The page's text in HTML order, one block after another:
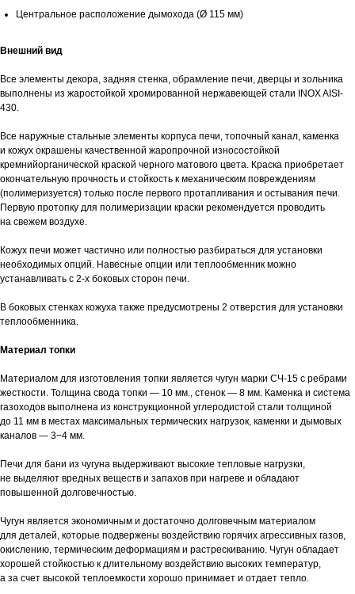
Центральное расположение дымохода (Ø 115 мм)
Внешний вид
Все элементы декора, задняя стенка, обрамление печи, дверцы и зольника
выполнены из жаростойкой хромированной нержавеющей стали INOX AISI-
430.
Все наружные стальные элементы корпуса печи, топочный канал, каменка
и кожух окрашены качественной жаропрочной износостойкой
кремнийорганической краской черного матового цвета. Краска приобретает
окончательную прочность и стойкость к механическим повреждениям
(полимеризуется) только после первого протапливания и остывания печи.
Первую протопку для полимеризации краски рекомендуется проводить
на свежем воздухе.
Кожух печи может частично или полностью разбираться для установки
необходимых опций. Навесные опции или теплообменник можно
устанавливать с 2-х боковых сторон печи.
В боковых стенках кожуха также предусмотрены 2 отверстия для установки
теплообменника.
Материал топки
Материалом для изготовления топки является чугун марки СЧ-15 с ребрами
жесткости. Толщина свода топки — 10 мм., стенок — 8 мм. Каменка и система
газоходов выполнена из конструкционной углеродистой стали толщиной
до 11 мм в местах максимальных термических нагрузок, каменки и дымовых
каналов — 3−4 мм.
Печи для бани из чугуна выдерживают высокие тепловые нагрузки,
не выделяют вредных веществ и запахов при нагреве и обладают
повышенной долговечностью.
Чугун является экономичным и достаточно долговечным материалом
для деталей, которые подвержены воздействию горячих агрессивных газов,
окислению, термическим деформациям и растрескиванию. Чугун обладает
хорошей стойкостью к длительному воздействию высоких температур,
а за счет высокой теплоемкости хорошо принимает и отдает тепло.